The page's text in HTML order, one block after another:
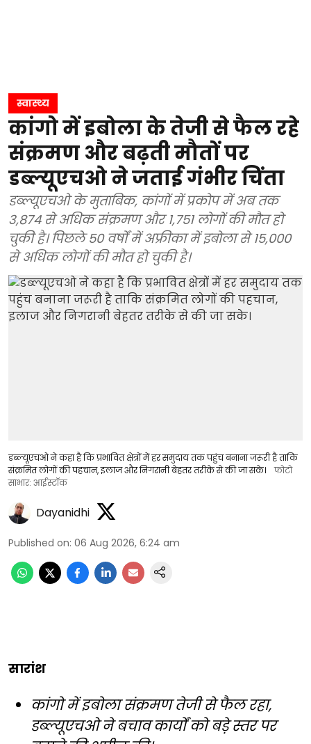
स्वास्थ्य
कांगो में इबोला के तेजी से फैल रहे
संक्रमण और बढ़ती मौतों पर
डब्ल्यूएचओ ने जताई गंभीर चिंता
डब्ल्यूएचओ के मुताबिक, कांगों में प्रकोप में अब तक
3,874 से अधिक संक्रमण और 1,751 लोगों की मौत हो
चुकी है। पिछले 50 वर्षों में अफ्रीका में इबोला से 15,000
से अधिक लोगों की मौत हो चुकी है।
डब्ल्यूएचओ ने कहा है कि प्रभावित क्षेत्रों में हर समुदाय तक पहुंच बनाना जरूरी है ताकि
संक्रमित लोगों की पहचान, इलाज और निगरानी बेहतर तरीके से की जा सके।
फोटो
साभार: आईस्टॉक
Dayanidhi
Published on: 06 Aug 2026, 6:24 am
सारांश
कांगो में इबोला संक्रमण तेजी से फैल रहा,
डब्ल्यूएचओ ने बचाव कार्यों को बड़े स्तर पर